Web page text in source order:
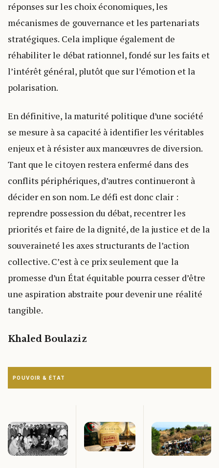
réponses sur les choix économiques, les
mécanismes de gouvernance et les partenariats
stratégiques. Cela implique également de
réhabiliter le débat rationnel, fondé sur les faits et
l’intérêt général, plutôt que sur l’émotion et la
polarisation.
En définitive, la maturité politique d’une société
se mesure à sa capacité à identifier les véritables
enjeux et à résister aux manœuvres de diversion.
Tant que le citoyen restera enfermé dans des
conflits périphériques, d’autres continueront à
décider en son nom. Le défi est donc clair :
reprendre possession du débat, recentrer les
priorités et faire de la dignité, de la justice et de la
souveraineté les axes structurants de l’action
collective. C’est à ce prix seulement que la
promesse d’un État équitable pourra cesser d’être
une aspiration abstraite pour devenir une réalité
tangible.
Khaled Boulaziz
POUVOIR & ÉTAT